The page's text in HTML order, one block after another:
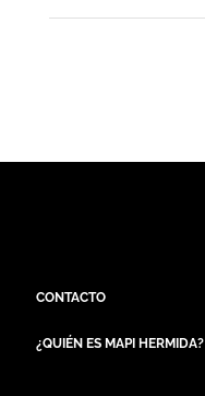
CONTACTO
¿QUIÉN ES MAPI HERMIDA?